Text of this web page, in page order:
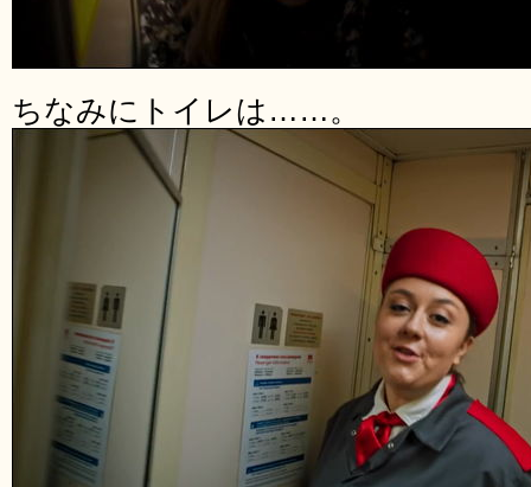
ちなみにトイレは……。